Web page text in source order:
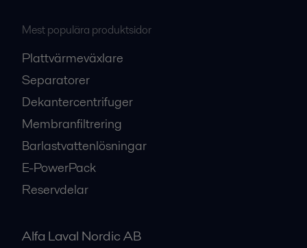
Mest populära produktsidor
Plattvärmeväxlare
Separatorer
Dekantercentrifuger
Membranfiltrering
Barlastvattenlösningar
E-PowerPack
Reservdelar
Alfa Laval Nordic AB